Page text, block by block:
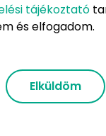
tájékoztató
és elfogadom.
Elküldöm